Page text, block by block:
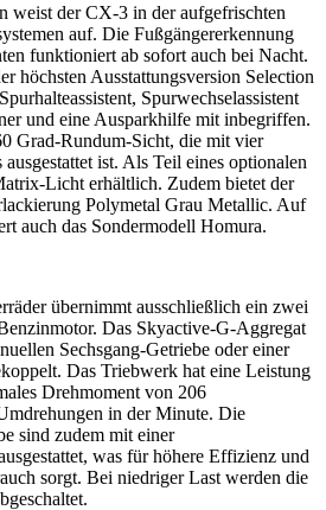
weist der CX-3 in der aufgefrischten
auf. Die Fußgängererkennung
funktioniert ab sofort auch bei Nacht.
höchsten Ausstattungsversion Selection
Spurwechselassistent
und eine Ausparkhilfe mit inbegriffen.
Grad-Rundum-Sicht, die mit vier
ist. Als Teil eines optionalen
Licht erhältlich. Zudem bietet der
Polymetal Grau Metallic. Auf
auch das Sondermodell Homura.
übernimmt ausschließlich ein zwei
Das Skyactive-G-Aggregat
Sechsgang-Getriebe oder einer
Das Triebwerk hat eine Leistung
Drehmoment von 206
in der Minute. Die
sind zudem mit einer
was für höhere Effizienz und
sorgt. Bei niedriger Last werden die